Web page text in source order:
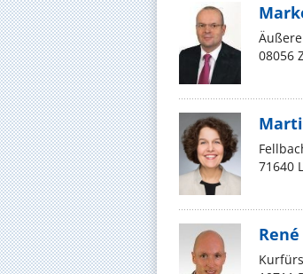
08056
71640